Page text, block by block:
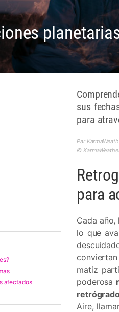
afectados
sus
para
Par
©
para
Cada año,
lo que
matiz
poderosa
Aire,